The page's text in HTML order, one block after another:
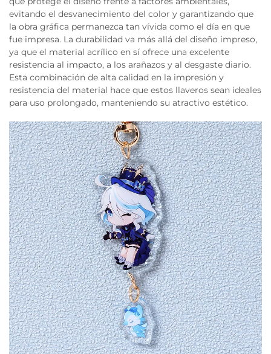
evitando el desvanecimiento del color y garantizando que
la obra gráfica permanezca tan vívida como el día en que
fue impresa. La durabilidad va más allá del diseño impreso,
ya que el material acrílico en sí ofrece una excelente
resistencia al impacto, a los arañazos y al desgaste diario.
Esta combinación de alta calidad en la impresión y
resistencia del material hace que estos llaveros sean ideales
para uso prolongado, manteniendo su atractivo estético.